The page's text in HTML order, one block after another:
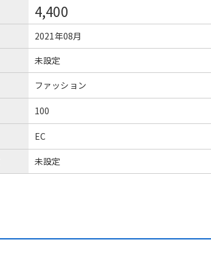
4,400
2021年08月
未設定
ファッション
100
EC
未設定